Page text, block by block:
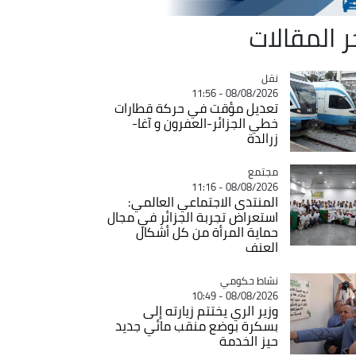
المقالات
Catégorie
نقل
08/08/2026 - 11:56
تعديل مؤقت في حركة قطارات
خطي الجزائر-العفرون و آغا-
زرالدة
Catégorie
مجتمع
08/08/2026 - 11:16
المنتدى الاجتماعي العالمي:
استعراض تجربة الجزائر في مجال
حماية المرأة من كل أشكال
العنف
Catégorie
نشاط حكومي
08/08/2026 - 10:49
وزير الري يختتم زيارته إلى
بسكرة بوضع منقب مائي جديد
حيز الخدمة